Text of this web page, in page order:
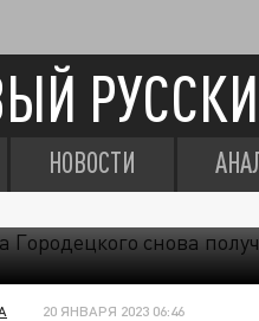
НОВОСТИ
20 ЯНВАРЯ 2023 06:46